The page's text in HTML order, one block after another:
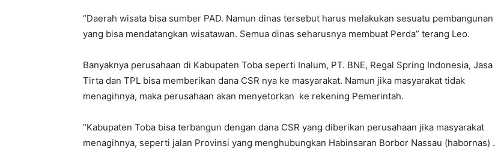
“Daerah wisata bisa sumber PAD. Namun dinas tersebut harus melakukan sesuatu pembangunan
yang bisa mendatangkan wisatawan. Semua dinas seharusnya membuat Perda” terang Leo.
Banyaknya perusahaan di Kabupaten Toba seperti Inalum, PT. BNE, Regal Spring Indonesia, Jasa
Tirta dan TPL bisa memberikan dana CSR nya ke masyarakat. Namun jika masyarakat tidak
menagihnya, maka perusahaan akan menyetorkan ke rekening Pemerintah.
“Kabupaten Toba bisa terbangun dengan dana CSR yang diberikan perusahaan jika masyarakat
menagihnya, seperti jalan Provinsi yang menghubungkan Habinsaran Borbor Nassau (habornas) .